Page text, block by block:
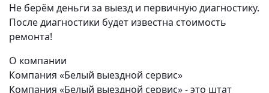
Не берём деньги за выезд и первичную диагностику.
После диагностики будет известна стоимость
ремонта!
О компании
Компания «Белый выездной сервис»
Компания «Белый выездной сервис» - это штат